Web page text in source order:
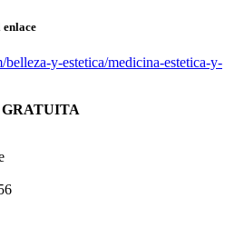
y-estetica/medicina-estetica-y-